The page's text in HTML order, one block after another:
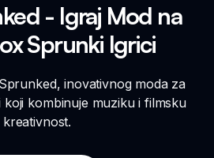
- Igraj Mod na
Sprunki Igrici
inovativnog moda za
kombinuje muziku i filmsku
kreativnost.